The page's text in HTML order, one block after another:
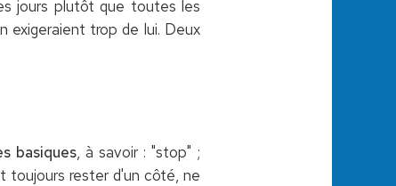
jours plutôt que toutes les
exigeraient trop de lui. Deux
basiques, à savoir : "stop" ;
toujours rester d'un côté, ne